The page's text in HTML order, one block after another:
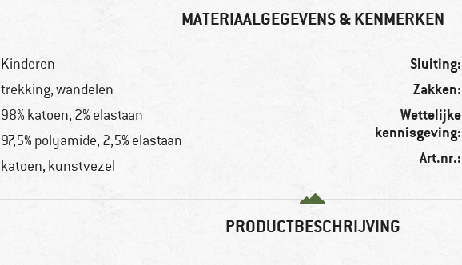
MATERIAALGEGEVENS & KENMERKEN
Kinderen
trekking, wandelen
98% katoen, 2% elastaan
97,5% polyamide, 2,5% elastaan
katoen, kunstvezel
Sluiting:
Zakken:
Wettelijke
kennisgeving:
Art.nr.:
PRODUCTBESCHRIJVING